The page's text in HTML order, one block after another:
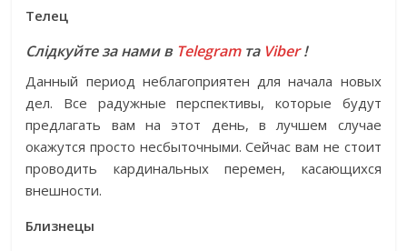
Телец
Слідкуйте за нами в Telegramта Viber!
Данный период неблагоприятен для начала новых
дел. Все радужные перспективы, которые будут
предлагать вам на этот день, в лучшем случае
окажутся просто несбыточными. Сейчас вам не стоит
проводить кардинальных перемен, касающихся
внешности.
Близнецы